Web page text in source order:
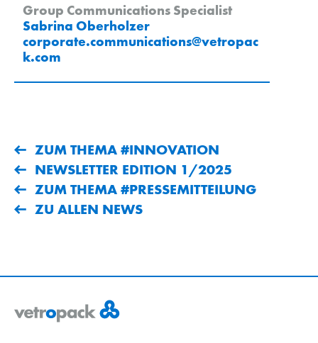
Group Communications Specialist
Sabrina Oberholzer
corporate.communications@vetropac
k.com
ZUM THEMA #INNOVATION
NEWSLETTER EDITION 1/2025
ZUM THEMA #PRESSEMITTEILUNG
ZU ALLEN NEWS